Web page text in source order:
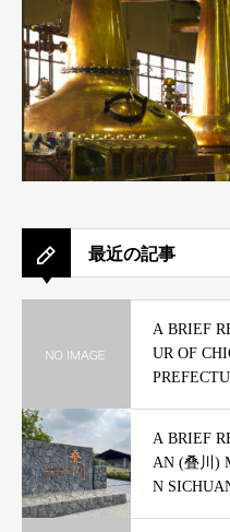
最近の記事
A BRIEF
UR OF
A BRIEF
AN (叠川)
N